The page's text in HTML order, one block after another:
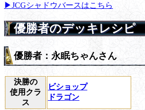
▶JCGシャドウバースはこちら
優勝者のデッキレシピ
優勝者：永眠ちゃんさん
決勝の
使用クラ
ス
ビショップ
ドラゴン